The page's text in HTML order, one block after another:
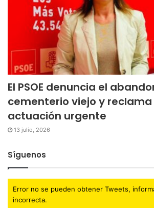
El PSOE denuncia el
cementerio viejo y
actuación urgente
13 julio, 2026
Síguenos
Error no se pueden obtener Tweets,
incorrecta.